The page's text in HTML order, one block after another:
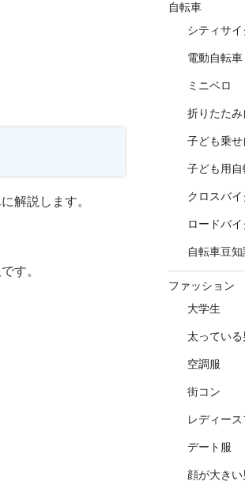
解説します。
す。
自転車
シティサイ
電動自転車
ミニベロ
折りたたみ
子ども乗せ
子ども用自
クロスバイ
ロードバイ
自転車豆知
ファッション
大学生
太ってい
空調服
街コン
レディー
デート服
顔が大き